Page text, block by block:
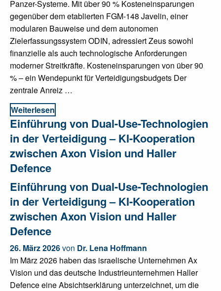
Panzer-Systeme. Mit über 90 % Kosteneinsparungen
gegenüber dem etablierten FGM-148 Javelin, einer
modularen Bauweise und dem autonomen
Zielerfassungssystem ODIN, adressiert Zeus sowohl
finanzielle als auch technologische Anforderungen
moderner Streitkräfte. Kosteneinsparungen von über 90
% – ein Wendepunkt für Verteidigungsbudgets Der
zentrale Anreiz …
Weiterlesen
Einführung von Dual-Use-Technologien
in der Verteidigung – KI-Kooperation
zwischen Axon Vision und Haller
Defence
Einführung von Dual-Use-Technologien
in der Verteidigung – KI-Kooperation
zwischen Axon Vision und Haller
Defence
26. März 2026von Dr. Lena Hoffmann
Im März 2026 haben das israelische Unternehmen Ax
Vision und das deutsche Industrieunternehmen Haller
Defence eine Absichtserklärung unterzeichnet, um die